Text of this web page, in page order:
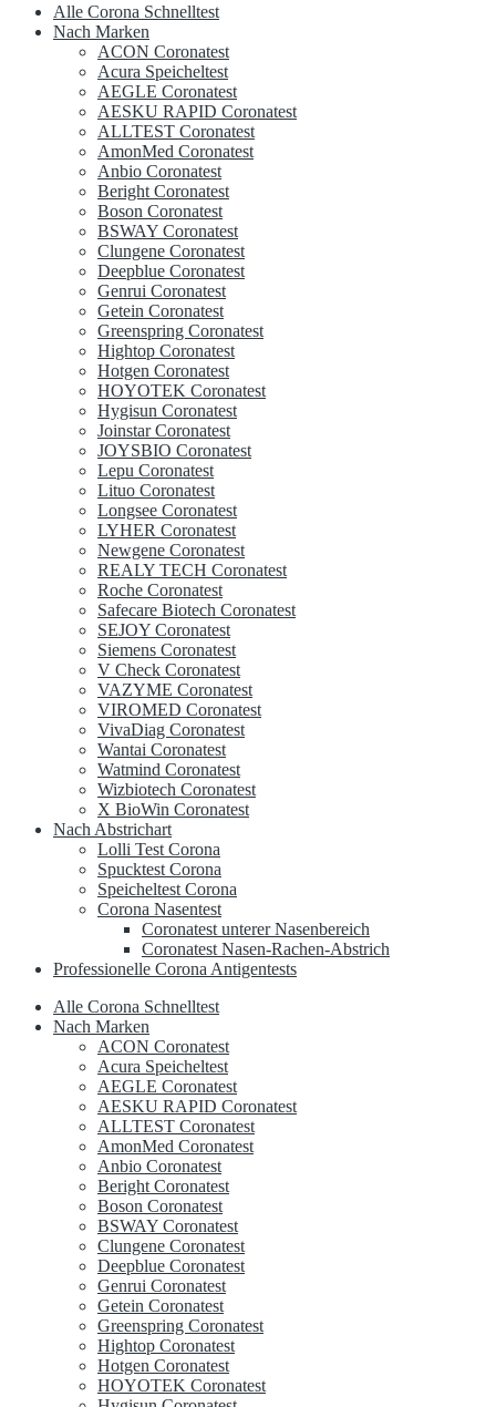
Alle Corona Schnelltest
Nach Marken
ACON Coronatest
Acura Speicheltest
AEGLE Coronatest
AESKU RAPID Coronatest
ALLTEST Coronatest
AmonMed Coronatest
Anbio Coronatest
Beright Coronatest
Boson Coronatest
BSWAY Coronatest
Clungene Coronatest
Deepblue Coronatest
Genrui Coronatest
Getein Coronatest
Greenspring Coronatest
Hightop Coronatest
Hotgen Coronatest
HOYOTEK Coronatest
Hygisun Coronatest
Joinstar Coronatest
JOYSBIO Coronatest
Lepu Coronatest
Lituo Coronatest
Longsee Coronatest
LYHER Coronatest
Newgene Coronatest
REALY TECH Coronatest
Roche Coronatest
Safecare Biotech Coronatest
SEJOY Coronatest
Siemens Coronatest
V Check Coronatest
VAZYME Coronatest
VIROMED Coronatest
VivaDiag Coronatest
Wantai Coronatest
Watmind Coronatest
Wizbiotech Coronatest
X BioWin Coronatest
Nach Abstrichart
Lolli Test Corona
Spucktest Corona
Speicheltest Corona
Corona Nasentest
Coronatest unterer Nasenbereich
Coronatest Nasen-Rachen-Abstrich
Professionelle Corona Antigentests
Alle Corona Schnelltest
Nach Marken
ACON Coronatest
Acura Speicheltest
AEGLE Coronatest
AESKU RAPID Coronatest
ALLTEST Coronatest
AmonMed Coronatest
Anbio Coronatest
Beright Coronatest
Boson Coronatest
BSWAY Coronatest
Clungene Coronatest
Deepblue Coronatest
Genrui Coronatest
Getein Coronatest
Greenspring Coronatest
Hightop Coronatest
Hotgen Coronatest
HOYOTEK Coronatest